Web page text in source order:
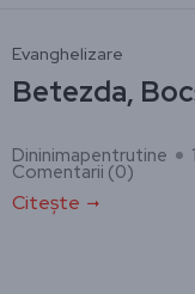
Evanghelizare
Betezda,
Dininimapentrutine
Comentarii (0)
Citește